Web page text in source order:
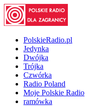
PolskieRadio.pl
Jedynka
Dwójka
Trójka
Czwórka
Radio Poland
Moje Polskie Radio
ramówka